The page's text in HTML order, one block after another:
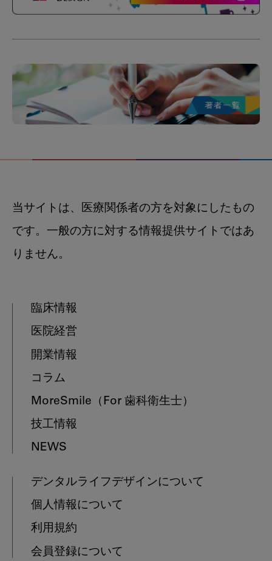
当サイトは、医療関係者の方を対象にしたもの
です。一般の方に対する情報提供サイトではあ
りません。
臨床情報
医院経営
開業情報
コラム
MoreSmile （For 歯科衛生士）
技工情報
NEWS
デンタルライフデザインについて
個人情報について
利用規約
会員登録について